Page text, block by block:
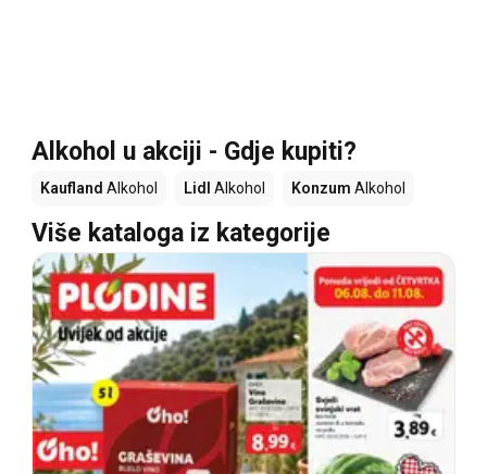
Alkohol u akciji - Gdje kupiti?
Kaufland Alkohol Lidl Alkohol Konzum Alkohol
Više kataloga iz kategorije